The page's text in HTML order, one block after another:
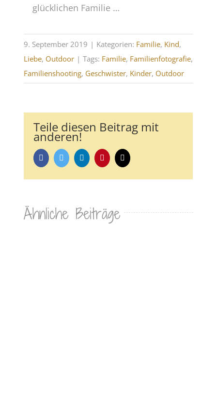
glücklichen Familie …
9. September 2019 | Kategorien: Familie, Kind,
Liebe, Outdoor | Tags: Familie, Familienfotografie,
Familienshooting, Geschwister, Kinder, Outdoor
Teile diesen Beitrag mit
anderen!
FacebookTwitter LinkedInPinterestE-
Mail
Ähnliche Beiträge